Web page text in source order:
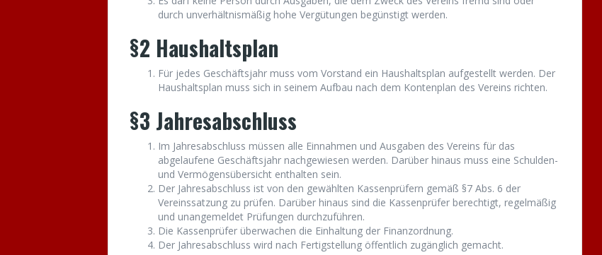
durch unverhältnismäßig hohe Vergütungen begünstigt werden.
§2 Haushaltsplan
Für jedes Geschäftsjahr muss vom Vorstand ein Haushaltsplan aufgestellt werden. Der
Haushaltsplan muss sich in seinem Aufbau nach dem Kontenplan des Vereins richten.
§3 Jahresabschluss
Im Jahresabschluss müssen alle Einnahmen und Ausgaben des Vereins für das
abgelaufene Geschäftsjahr nachgewiesen werden. Darüber hinaus muss eine Schulden-
und Vermögensübersicht enthalten sein.
Der Jahresabschluss ist von den gewählten Kassenprüfern gemäß §7 Abs. 6 der
Vereinssatzung zu prüfen. Darüber hinaus sind die Kassenprüfer berechtigt, regelmäßig
und unangemeldet Prüfungen durchzuführen.
Die Kassenprüfer überwachen die Einhaltung der Finanzordnung.
Der Jahresabschluss wird nach Fertigstellung öffentlich zugänglich gemacht.